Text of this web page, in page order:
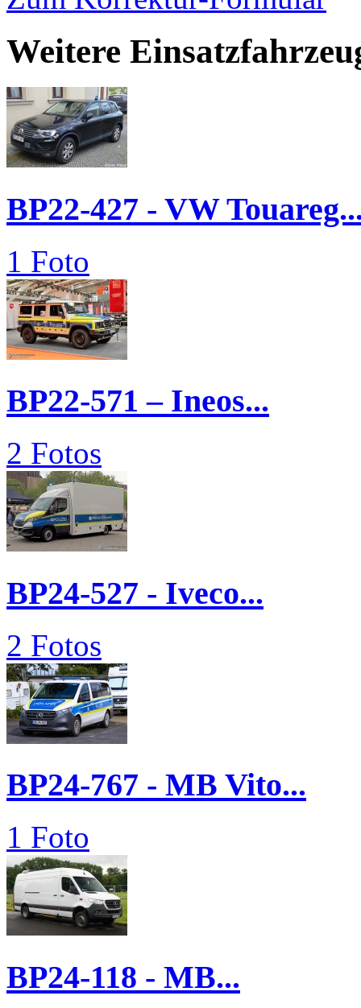
Weitere
BP22-427 - VW
1 Foto
BP22-571 – Ineos...
2 Fotos
BP24-527 - Iveco...
2 Fotos
BP24-767 - MB Vito...
1 Foto
BP24-118 - MB...